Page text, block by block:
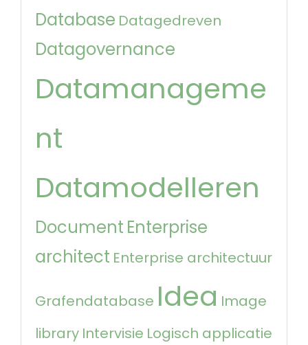
Database Datagedreven
Datagovernance
Datamanageme
nt
Datamodelleren
Document Enterprise
architect Enterprise architectuur
Grafendatabase Idea Image
library Intervisie Logisch applicatie